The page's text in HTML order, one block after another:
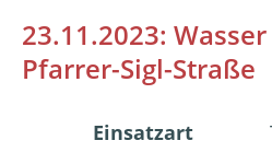
23.11.2023:
Pfarrer-Sigl-Straße
Einsatzart